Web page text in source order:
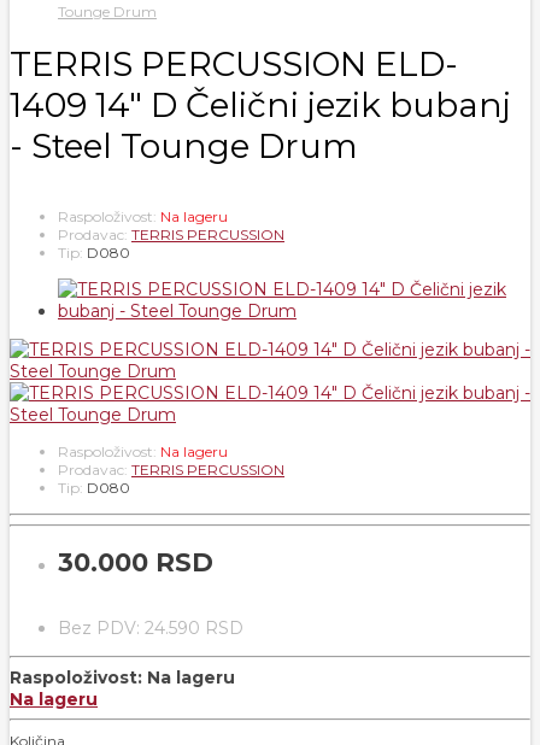
Tounge Drum
TERRIS PERCUSSION ELD-
1409 14" D Čelični jezik bubanj
- Steel Tounge Drum
Raspoloživost: Na lageru
Prodavac: TERRIS PERCUSSION
Tip: D080
Raspoloživost: Na lageru
Prodavac: TERRIS PERCUSSION
Tip: D080
30.000 RSD
Bez PDV: 24.590 RSD
Raspoloživost: Na lageru
Na lageru
Količina